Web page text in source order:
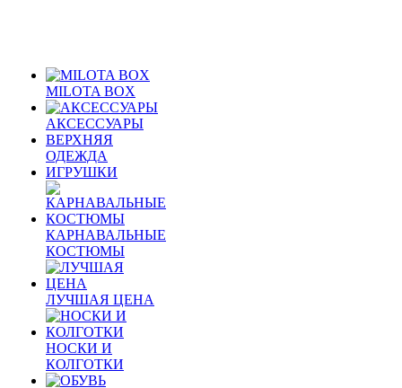
MILOTA BOX
АКСЕССУАРЫ
ВЕРХНЯЯ
ОДЕЖДА
ИГРУШКИ
КАРНАВАЛЬНЫЕ
КОСТЮМЫ
ЛУЧШАЯ ЦЕНА
НОСКИ И
КОЛГОТКИ